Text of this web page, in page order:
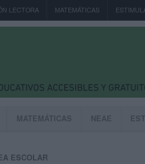
LECTORA MATEMÁTICAS
MATEMÁTICAS NEAE
ESCOLAR